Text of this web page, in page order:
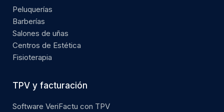
Peluquerías
Barberías
Salones de uñas
Centros de Estética
Fisioterapia
TPV y facturación
Software VeriFactu con TPV